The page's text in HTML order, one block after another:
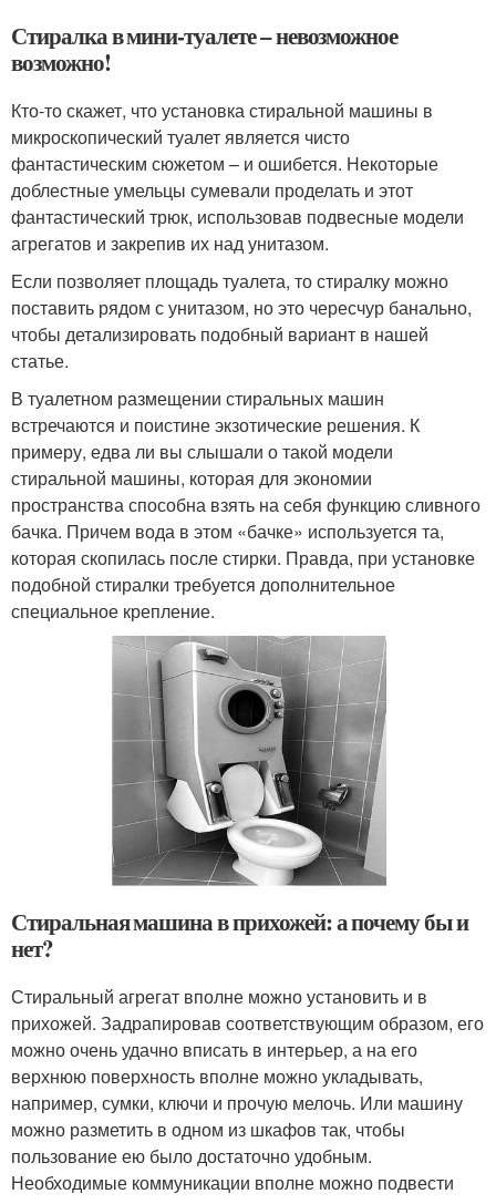
Стиралка в мини-туалете – невозможное
возможно!
Кто-то скажет, что установка стиральной машины в
микроскопический туалет является чисто
фантастическим сюжетом – и ошибется. Некоторые
доблестные умельцы сумевали проделать и этот
фантастический трюк, использовав подвесные модели
агрегатов и закрепив их над унитазом.
Если позволяет площадь туалета, то стиралку можно
поставить рядом с унитазом, но это чересчур банально,
чтобы детализировать подобный вариант в нашей
статье.
В туалетном размещении стиральных машин
встречаются и поистине экзотические решения. К
примеру, едва ли вы слышали о такой модели
стиральной машины, которая для экономии
пространства способна взять на себя функцию сливного
бачка. Причем вода в этом «бачке» используется та,
которая скопилась после стирки. Правда, при установке
подобной стиралки требуется дополнительное
специальное крепление.
Стиральная машина в прихожей: а почему бы и
нет?
Стиральный агрегат вполне можно установить и в
прихожей. Задрапировав соответствующим образом, его
можно очень удачно вписать в интерьер, а на его
верхнюю поверхность вполне можно укладывать,
например, сумки, ключи и прочую мелочь. Или машину
можно разметить в одном из шкафов так, чтобы
пользование ею было достаточно удобным.
Необходимые коммуникации вполне можно подвести